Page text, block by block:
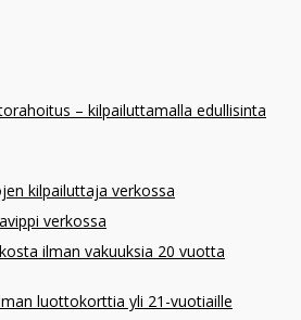
– kilpailuttamalla edullisinta
kilpailuttaja verkossa
verkossa
ilman vakuuksia 20 vuotta
luottokorttia yli 21-vuotiaille